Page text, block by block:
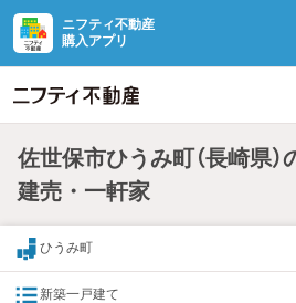
ニフティ不動産
購入アプリ
佐世保市ひうみ町（長崎県）
建売・一軒家
ひうみ町
新築一戸建て